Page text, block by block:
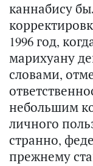
каннабису
1996 год,
марихуану
словами,
небольшим
личного
странно,
прежнему